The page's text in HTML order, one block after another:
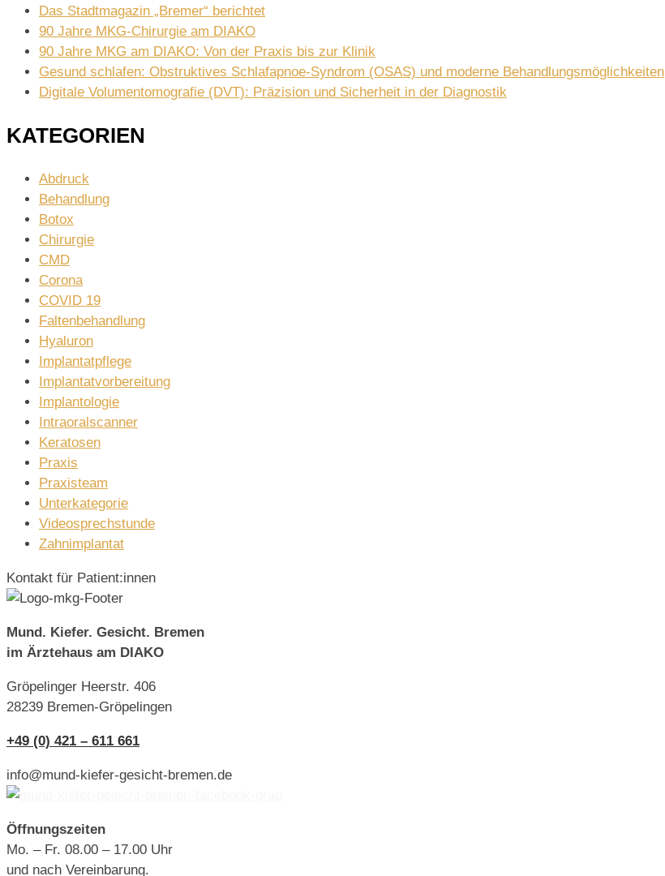
Das Stadtmagazin „Bremer“ berichtet
90 Jahre MKG-Chirurgie am DIAKO
90 Jahre MKG am DIAKO: Von der Praxis bis zur Klinik
Gesund schlafen: Obstruktives Schlafapnoe-Syndrom (OSAS) und moderne Behandlungsmöglichkeiten
Digitale Volumentomografie (DVT): Präzision und Sicherheit in der Diagnostik
KATEGORIEN
Abdruck
Behandlung
Botox
Chirurgie
CMD
Corona
COVID 19
Faltenbehandlung
Hyaluron
Implantatpflege
Implantatvorbereitung
Implantologie
Intraoralscanner
Keratosen
Praxis
Praxisteam
Unterkategorie
Videosprechstunde
Zahnimplantat
Kontakt für Patient:innen
Mund. Kiefer. Gesicht. Bremen
im Ärztehaus am DIAKO
Gröpelinger Heerstr. 406
28239 Bremen-Gröpelingen
+49 (0) 421 – 611 661
info@mund-kiefer-gesicht-bremen.de
Öffnungszeiten
Mo. – Fr. 08.00 – 17.00 Uhr
und nach Vereinbarung.